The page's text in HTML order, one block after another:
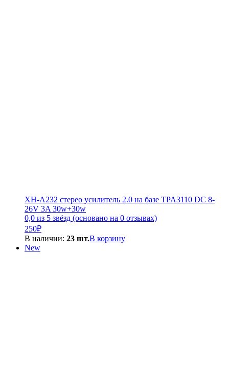
XH-A232 стерео усилитель 2.0 на базе TPA3110 DC 8-
26V 3A 30w+30w
0,0 из 5 звёзд (основано на 0 отзывах)
250₽
В наличии: 23 шт.В корзину
New